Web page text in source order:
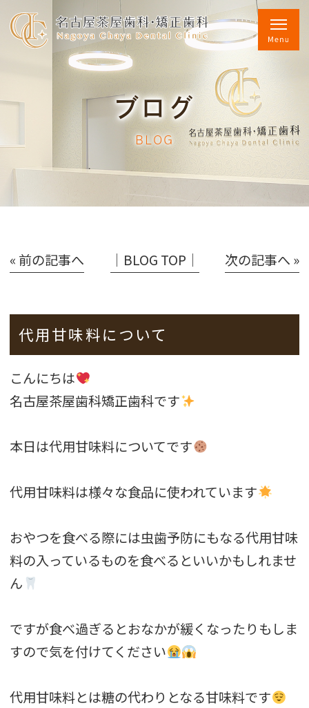
ブログ
BLOG
« 前の記事へ │BLOG TOP│ 次の記事へ »
代用甘味料について
こんにちは
名古屋茶屋歯科矯正歯科です
本日は代用甘味料についてです
代用甘味料は様々な食品に使われています
おやつを食べる際には虫歯予防にもなる代用甘味
料の入っているものを食べるといいかもしれませ
ん
ですが食べ過ぎるとおなかが緩くなったりもしま
すので気を付けてください
代用甘味料とは糖の代わりとなる甘味料です